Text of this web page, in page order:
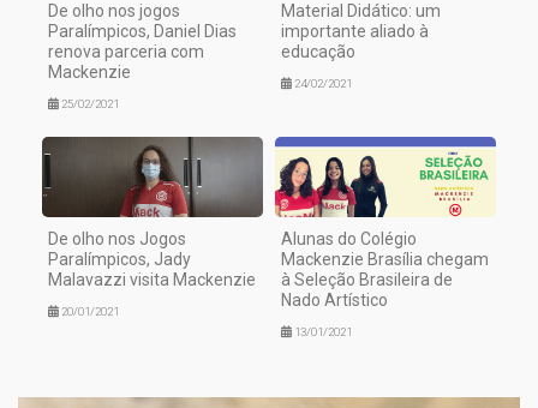
De olho nos jogos
Paralímpicos, Daniel Dias
renova parceria com
Mackenzie
25/02/2021
Material Didático: um
importante aliado à
educação
24/02/2021
De olho nos Jogos
Paralímpicos, Jady
Malavazzi visita Mackenzie
20/01/2021
Alunas do Colégio
Mackenzie Brasília chegam
à Seleção Brasileira de
Nado Artístico
13/01/2021